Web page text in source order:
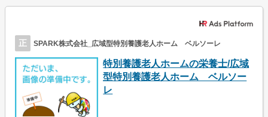
正 SPARK株式会社_広域型特別養護老人ホーム ベルソーレ
特別養護老人ホームの栄養士/広域
型特別養護老人ホーム ベルソー
レ